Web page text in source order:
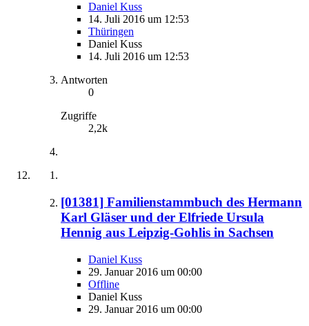
Daniel Kuss
14. Juli 2016 um 12:53
Thüringen
Daniel Kuss
14. Juli 2016 um 12:53
Antworten
0
Zugriffe
2,2k
[01381] Familienstammbuch des Hermann
Karl Gläser und der Elfriede Ursula
Hennig aus Leipzig-Gohlis in Sachsen
Daniel Kuss
29. Januar 2016 um 00:00
Offline
Daniel Kuss
29. Januar 2016 um 00:00